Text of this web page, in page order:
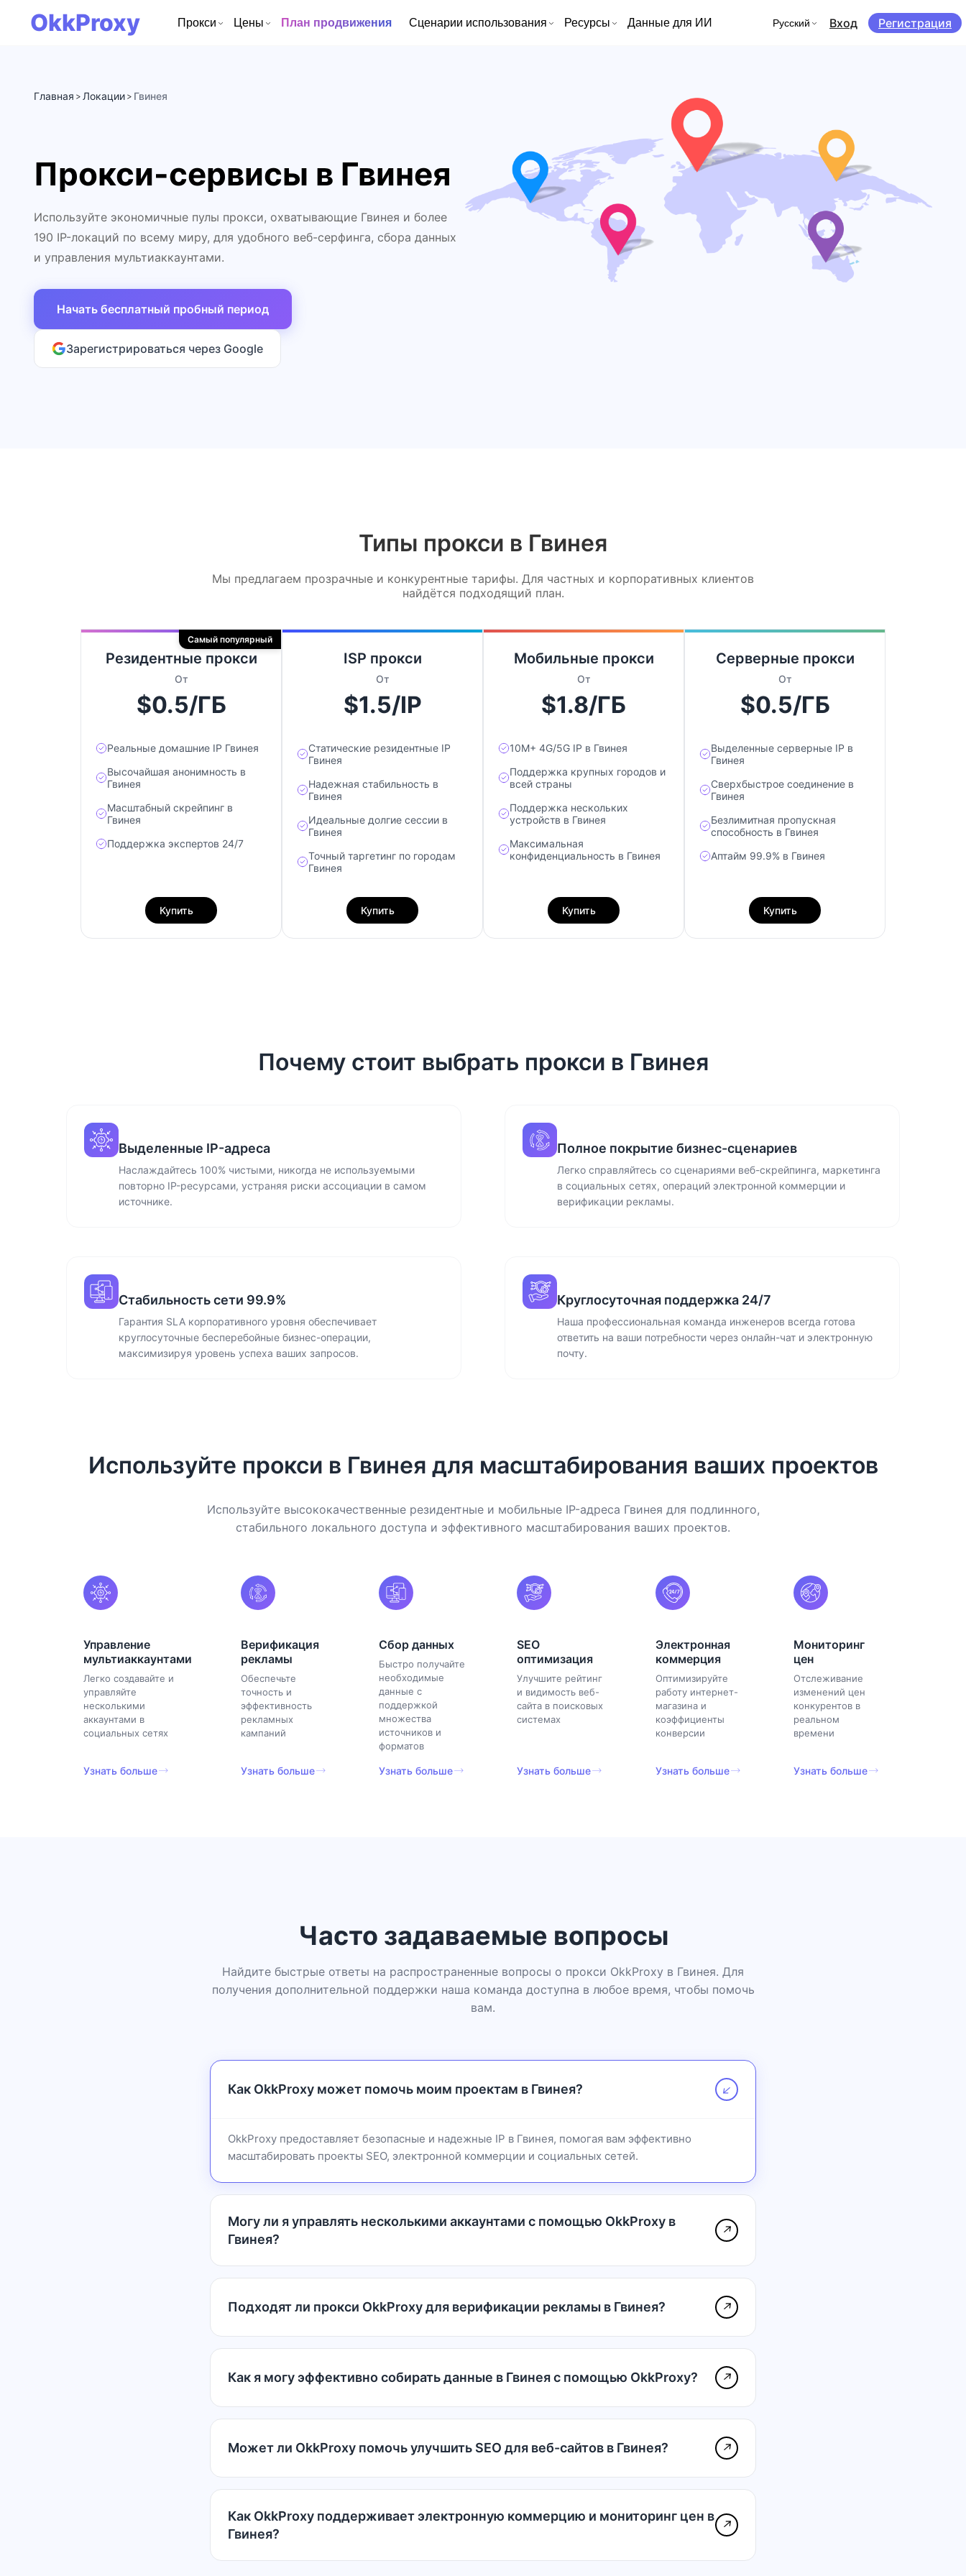
OkkProxy Прокси Цены План продвижения Сценарии использования Ресурсы Данные для ИИ Русский Вход Регистрация
Главная > Локации > Гвинея
Прокси-сервисы в Гвинея
Используйте экономичные пулы прокси, охватывающие Гвинея и более
190 IP-локаций по всему миру, для удобного веб-серфинга, сбора данных
и управления мультиаккаунтами.
Начать бесплатный пробный период
Зарегистрироваться через Google
Типы прокси в Гвинея
Мы предлагаем прозрачные и конкурентные тарифы. Для частных и корпоративных клиентов
найдётся подходящий план.
Резидентные прокси
От
$0.5/ГБ
Реальные домашние IP Гвинея
Высочайшая анонимность в
Гвинея
Масштабный скрейпинг в
Гвинея
Поддержка экспертов 24/7
Самый популярный
Купить
ISP прокси
От
$1.5/IP
Статические резидентные IP
Гвинея
Надежная стабильность в
Гвинея
Идеальные долгие сессии в
Гвинея
Точный таргетинг по городам
Гвинея
Купить
Мобильные прокси
От
$1.8/ГБ
10М+ 4G/5G IP в Гвинея
Поддержка крупных городов и
всей страны
Поддержка нескольких
устройств в Гвинея
Максимальная
конфиденциальность в Гвинея
Купить
Серверные прокси
От
$0.5/ГБ
Выделенные серверные IP в
Гвинея
Сверхбыстрое соединение в
Гвинея
Безлимитная пропускная
способность в Гвинея
Аптайм 99.9% в Гвинея
Купить
Почему стоит выбрать прокси в Гвинея
Выделенные IP-адреса
Наслаждайтесь 100% чистыми, никогда не используемыми
повторно IP-ресурсами, устраняя риски ассоциации в самом
источнике.
Полное покрытие бизнес-сценариев
Легко справляйтесь со сценариями веб-скрейпинга, маркетинга
в социальных сетях, операций электронной коммерции и
верификации рекламы.
Стабильность сети 99.9%
Гарантия SLA корпоративного уровня обеспечивает
круглосуточные бесперебойные бизнес-операции,
максимизируя уровень успеха ваших запросов.
Круглосуточная поддержка 24/7
Наша профессиональная команда инженеров всегда готова
ответить на ваши потребности через онлайн-чат и электронную
почту.
Используйте прокси в Гвинея для масштабирования ваших проектов
Используйте высококачественные резидентные и мобильные IP-адреса Гвинея для подлинного,
стабильного локального доступа и эффективного масштабирования ваших проектов.
Управление
мультиаккаунтами
Легко создавайте и
управляйте
несколькими
аккаунтами в
социальных сетях
Узнать больше
Верификация
рекламы
Обеспечьте
точность и
эффективность
рекламных
кампаний
Узнать больше
Сбор данных
Быстро получайте
необходимые
данные с
поддержкой
множества
источников и
форматов
Узнать больше
SEO
оптимизация
Улучшите рейтинг
и видимость веб-
сайта в поисковых
системах
Узнать больше
Электронная
коммерция
Оптимизируйте
работу интернет-
магазина и
коэффициенты
конверсии
Узнать больше
Мониторинг
цен
Отслеживание
изменений цен
конкурентов в
реальном
времени
Узнать больше
Часто задаваемые вопросы
Найдите быстрые ответы на распространенные вопросы о прокси OkkProxy в Гвинея. Для
получения дополнительной поддержки наша команда доступна в любое время, чтобы помочь
вам.
Как OkkProxy может помочь моим проектам в Гвинея? ↗
OkkProxy предоставляет безопасные и надежные IP в Гвинея, помогая вам эффективно
масштабировать проекты SEO, электронной коммерции и социальных сетей.
Могу ли я управлять несколькими аккаунтами с помощью OkkProxy в
Гвинея?
↗
Подходят ли прокси OkkProxy для верификации рекламы в Гвинея? ↗
Как я могу эффективно собирать данные в Гвинея с помощью OkkProxy? ↗
Может ли OkkProxy помочь улучшить SEO для веб-сайтов в Гвинея? ↗
Как OkkProxy поддерживает электронную коммерцию и мониторинг цен в
Гвинея?
↗